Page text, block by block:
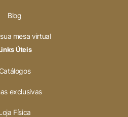
Blog
mesa virtual
Úteis
exclusivas
Física